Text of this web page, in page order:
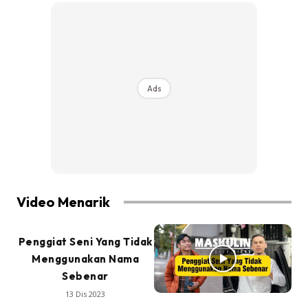
Ads
Video Menarik
Penggiat Seni Yang Tidak
Menggunakan Nama
Sebenar
13 Dis 2023